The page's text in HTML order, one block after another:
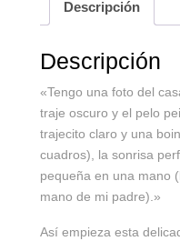
Descripción
Descripción
«Tengo una foto del
traje oscuro y el pelo
trajecito claro y una
cuadros), la sonrisa
pequeña en una mano
mano de mi padre).»
Así empieza esta